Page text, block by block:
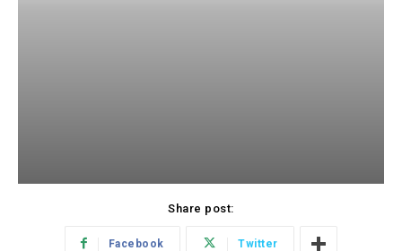
Share post:
Facebook Twitter